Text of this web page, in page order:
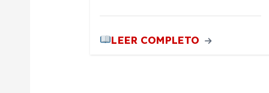
LEER COMPLETO